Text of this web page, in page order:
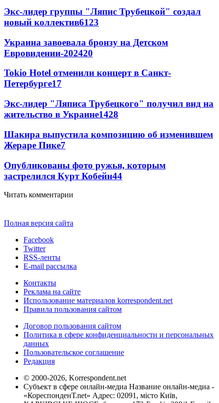
Экс-лидер группы "Ляпис Трубецкой" создал
новый коллектив6123
Украина завоевала бронзу на Детском
Евровидении-202420
Tokio Hotel отменили концерт в Санкт-
Петербурге17
Экс-лидер "Ляписа Трубецкого" получил вид на
жительство в Украине1428
Шакира выпустила композицию об изменившем
Жераре Пике7
Опубликованы фото ружья, которым
застрелился Курт Кобейн44
Читать комментарии
Полная версия сайта
Facebook
Twitter
RSS-ленты
E-mail рассылка
Контакты
Реклама на сайте
Использование материалов korrespondent.net
Правила пользования сайтом
Договор пользования сайтом
Политика в сфере конфиденциальности и персональных
данных
Пользовательское соглашение
Редакция
© 2000-2026, Korrespondent.net
Субъект в сфере онлайн-медиа Название онлайн-медиа -
«КореспонденТ.net» Адрес: 02091, місто Київ,